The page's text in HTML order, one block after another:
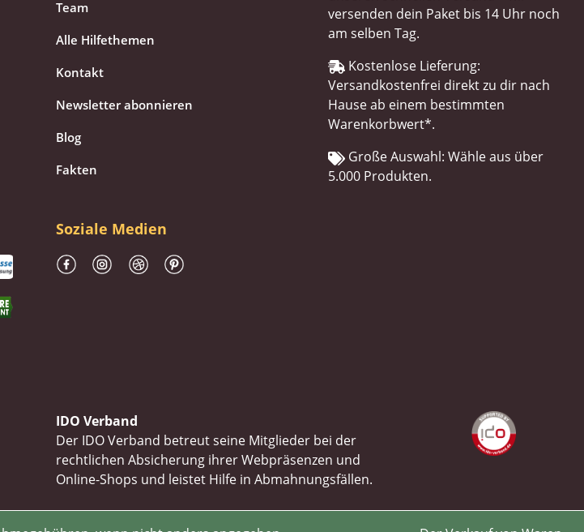
Team
Alle Hilfethemen
Kontakt
Newsletter abonnieren
Blog
Fakten
versenden dein Paket bis 14 Uhr noch
am selben Tag.
Kostenlose Lieferung:
Versandkostenfrei direkt zu dir nach
Hause ab einem bestimmten
Warenkorbwert*.
Große Auswahl: Wähle aus über
5.000 Produkten.
Soziale Medien
IDO Verband
Der IDO Verband betreut seine Mitglieder bei der
rechtlichen Absicherung ihrer Webpräsenzen und
Online-Shops und leistet Hilfe in Abmahnungsfällen.